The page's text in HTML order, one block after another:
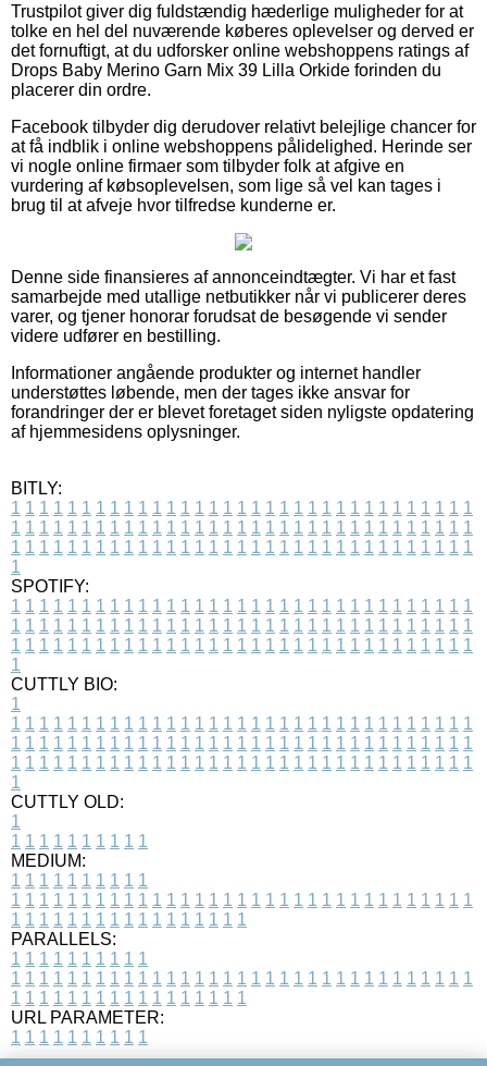
Trustpilot giver dig fuldstændig hæderlige muligheder for at
tolke en hel del nuværende køberes oplevelser og derved er
det fornuftigt, at du udforsker online webshoppens ratings af
Drops Baby Merino Garn Mix 39 Lilla Orkide forinden du
placerer din ordre.
Facebook tilbyder dig derudover relativt belejlige chancer for
at få indblik i online webshoppens pålidelighed. Herinde ser
vi nogle online firmaer som tilbyder folk at afgive en
vurdering af købsoplevelsen, som lige så vel kan tages i
brug til at afveje hvor tilfredse kunderne er.
Denne side finansieres af annonceindtægter. Vi har et fast
samarbejde med utallige netbutikker når vi publicerer deres
varer, og tjener honorar forudsat de besøgende vi sender
videre udfører en bestilling.
Informationer angående produkter og internet handler
understøttes løbende, men der tages ikke ansvar for
forandringer der er blevet foretaget siden nyligste opdatering
af hjemmesidens oplysninger.
BITLY:
1 1 1 1 1 1 1 1 1 1 1 1 1 1 1 1 1 1 1 1 1 1 1 1 1 1 1 1 1 1 1 1 1
1 1 1 1 1 1 1 1 1 1 1 1 1 1 1 1 1 1 1 1 1 1 1 1 1 1 1 1 1 1 1 1 1
1 1 1 1 1 1 1 1 1 1 1 1 1 1 1 1 1 1 1 1 1 1 1 1 1 1 1 1 1 1 1 1 1
1
SPOTIFY:
1 1 1 1 1 1 1 1 1 1 1 1 1 1 1 1 1 1 1 1 1 1 1 1 1 1 1 1 1 1 1 1 1
1 1 1 1 1 1 1 1 1 1 1 1 1 1 1 1 1 1 1 1 1 1 1 1 1 1 1 1 1 1 1 1 1
1 1 1 1 1 1 1 1 1 1 1 1 1 1 1 1 1 1 1 1 1 1 1 1 1 1 1 1 1 1 1 1 1
1
CUTTLY BIO:
1
1 1 1 1 1 1 1 1 1 1 1 1 1 1 1 1 1 1 1 1 1 1 1 1 1 1 1 1 1 1 1 1 1
1 1 1 1 1 1 1 1 1 1 1 1 1 1 1 1 1 1 1 1 1 1 1 1 1 1 1 1 1 1 1 1 1
1 1 1 1 1 1 1 1 1 1 1 1 1 1 1 1 1 1 1 1 1 1 1 1 1 1 1 1 1 1 1 1 1
1
CUTTLY OLD:
1
1 1 1 1 1 1 1 1 1 1
MEDIUM:
1 1 1 1 1 1 1 1 1 1
1 1 1 1 1 1 1 1 1 1 1 1 1 1 1 1 1 1 1 1 1 1 1 1 1 1 1 1 1 1 1 1 1
1 1 1 1 1 1 1 1 1 1 1 1 1 1 1 1 1
PARALLELS:
1 1 1 1 1 1 1 1 1 1
1 1 1 1 1 1 1 1 1 1 1 1 1 1 1 1 1 1 1 1 1 1 1 1 1 1 1 1 1 1 1 1 1
1 1 1 1 1 1 1 1 1 1 1 1 1 1 1 1 1
URL PARAMETER:
1 1 1 1 1 1 1 1 1 1